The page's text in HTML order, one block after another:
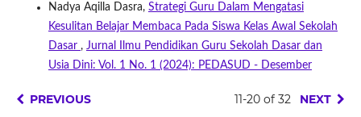
Nadya Aqilla Dasra, Strategi Guru Dalam Mengatasi
Kesulitan Belajar Membaca Pada Siswa Kelas Awal Sekolah
Dasar , Jurnal Ilmu Pendidikan Guru Sekolah Dasar dan
Usia Dini: Vol. 1 No. 1 (2024): PEDASUD - Desember
PREVIOUS 11-20 of 32 NEXT